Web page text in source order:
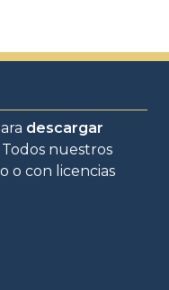
descargar
nuestros
o con licencias